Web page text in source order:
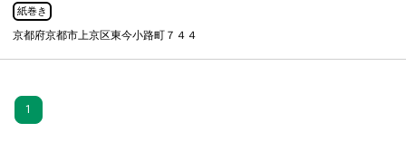
紙巻き
京都府京都市上京区東今小路町７４４
1